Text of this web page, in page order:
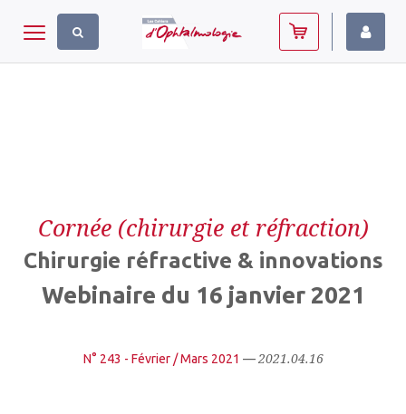
Toggle navigation
Cornée (chirurgie et réfraction)
Chirurgie réfractive & innovations
Webinaire du 16 janvier 2021
N° 243 - Février / Mars 2021 —2021.04.16
Panneau de gestion des cookies